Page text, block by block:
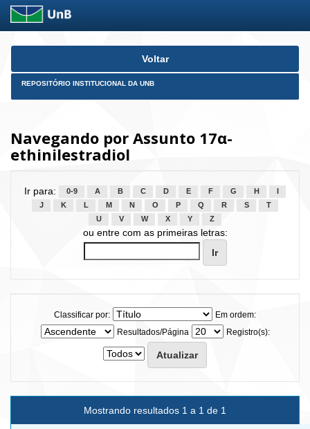
Skip
Voltar
REPOSITÓRIO INSTITUCIONAL DA UNB
Navegando por Assunto 17α-
ethinilestradiol
Ir para: 0-9 A B C D E F G H
J
K L M N O P Q R S
T
U
V W X Y Z
ou entre com as primeiras letras:
Classificar por:
Em ordem:
Resultados/Página
Registro(s):
Mostrando resultados 1 a 1 de 1